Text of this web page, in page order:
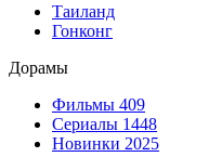
Таиланд
Гонконг
Дорамы
Фильмы 409
Сериалы 1448
Новинки 2025